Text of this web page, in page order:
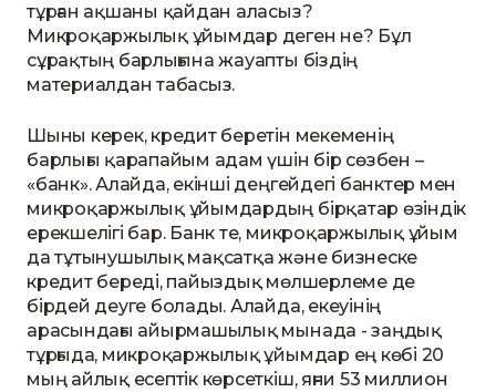
тұрған ақшаны қайдан аласыз?
Микроқаржылық ұйымдар деген не? Бұл
сұрақтың барлығына жауапты біздің
материалдан табасыз.
Шыны керек, кредит беретін мекеменің
барлығы қарапайым адам үшін бір сөзбен –
«банк». Алайда, екінші деңгейдегі банктер мен
микроқаржылық ұйымдардың бірқатар өзіндік
ерекшелігі бар. Банк те, микроқаржылық ұйым
да тұтынушылық мақсатқа және бизнеске
кредит береді, пайыздық мөлшерлеме де
бірдей деуге болады. Алайда, екеуінің
арасындағы айырмашылық мынада - заңдық
тұрғыда, микроқаржылық ұйымдар ең көбі 20
мың айлық есептік көрсеткіш, яғни 53 миллион